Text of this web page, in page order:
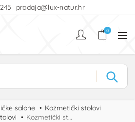
prodaja@lux-natur.hr
0
salone
Kozmetički stolovi
Kozmetički stol Queen HT s grijanjem i mekom ispunom